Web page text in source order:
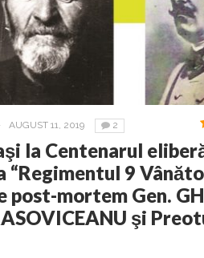
AUGUST 11, 2019 2
la Centenarul
“Regimentul 9
post-mortem Gen.
şi